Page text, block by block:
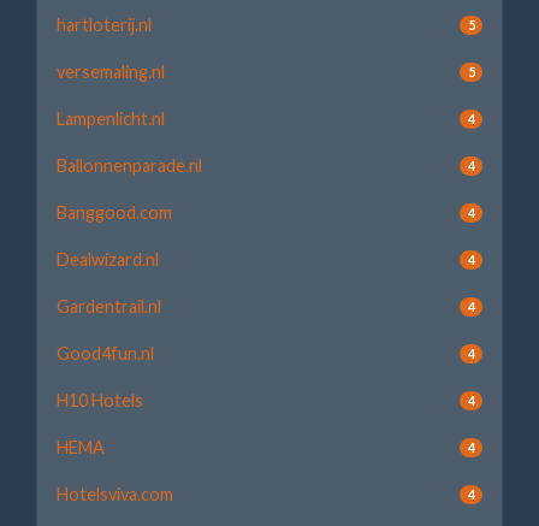
hartloterij.nl 5
versemaling.nl 5
Lampenlicht.nl 4
Ballonnenparade.nl 4
Banggood.com 4
Dealwizard.nl 4
Gardentrail.nl 4
Good4fun.nl 4
H10 Hotels 4
HEMA 4
Hotelsviva.com 4